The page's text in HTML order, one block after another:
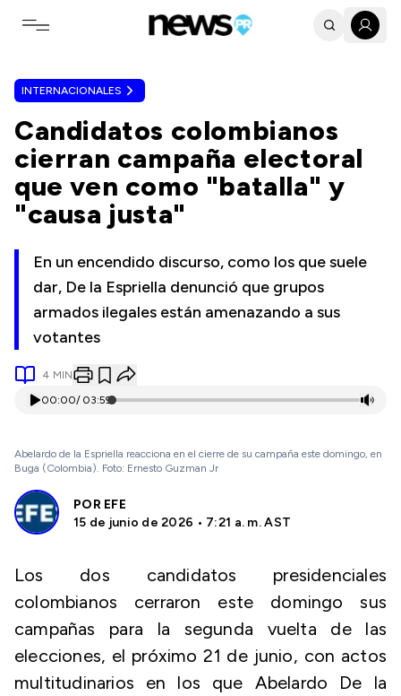
Toggle navigation menu
INTERNACIONALES
Candidatos colombianos
cierran campaña electoral
que ven como "batalla" y
"causa justa"
En un encendido discurso, como los que suele
dar, De la Espriella denunció que grupos
armados ilegales están amenazando a sus
votantes
4 MIN
00:00/ 03:59
Abelardo de la Espriella reacciona en el cierre de su campaña este domingo, en
Buga (Colombia). Foto: Ernesto Guzman Jr
POR EFE
15 de junio de 2026 • 7:21 a. m. AST
Los dos candidatos presidenciales
colombianos cerraron este domingo sus
campañas para la segunda vuelta de las
elecciones, el próximo 21 de junio, con actos
multitudinarios en los que Abelardo De la